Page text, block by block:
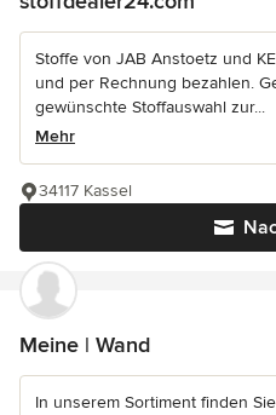
Stoffe von JAB Anstoetz und
und per Rechnung bezahlen.
gewünschte Stoffauswahl zur...
Mehr
34117 Kassel
Meine | Wand
In unserem Sortiment finden